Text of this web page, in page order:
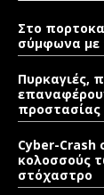
Στο
σύμφωνα με
Πυρκαγιές,
προστασίας
Cyber-
κολοσσούς
στόχαστρο